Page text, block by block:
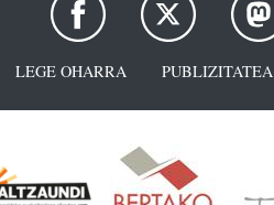
LEGE OHARRA PUBLIZITATEA